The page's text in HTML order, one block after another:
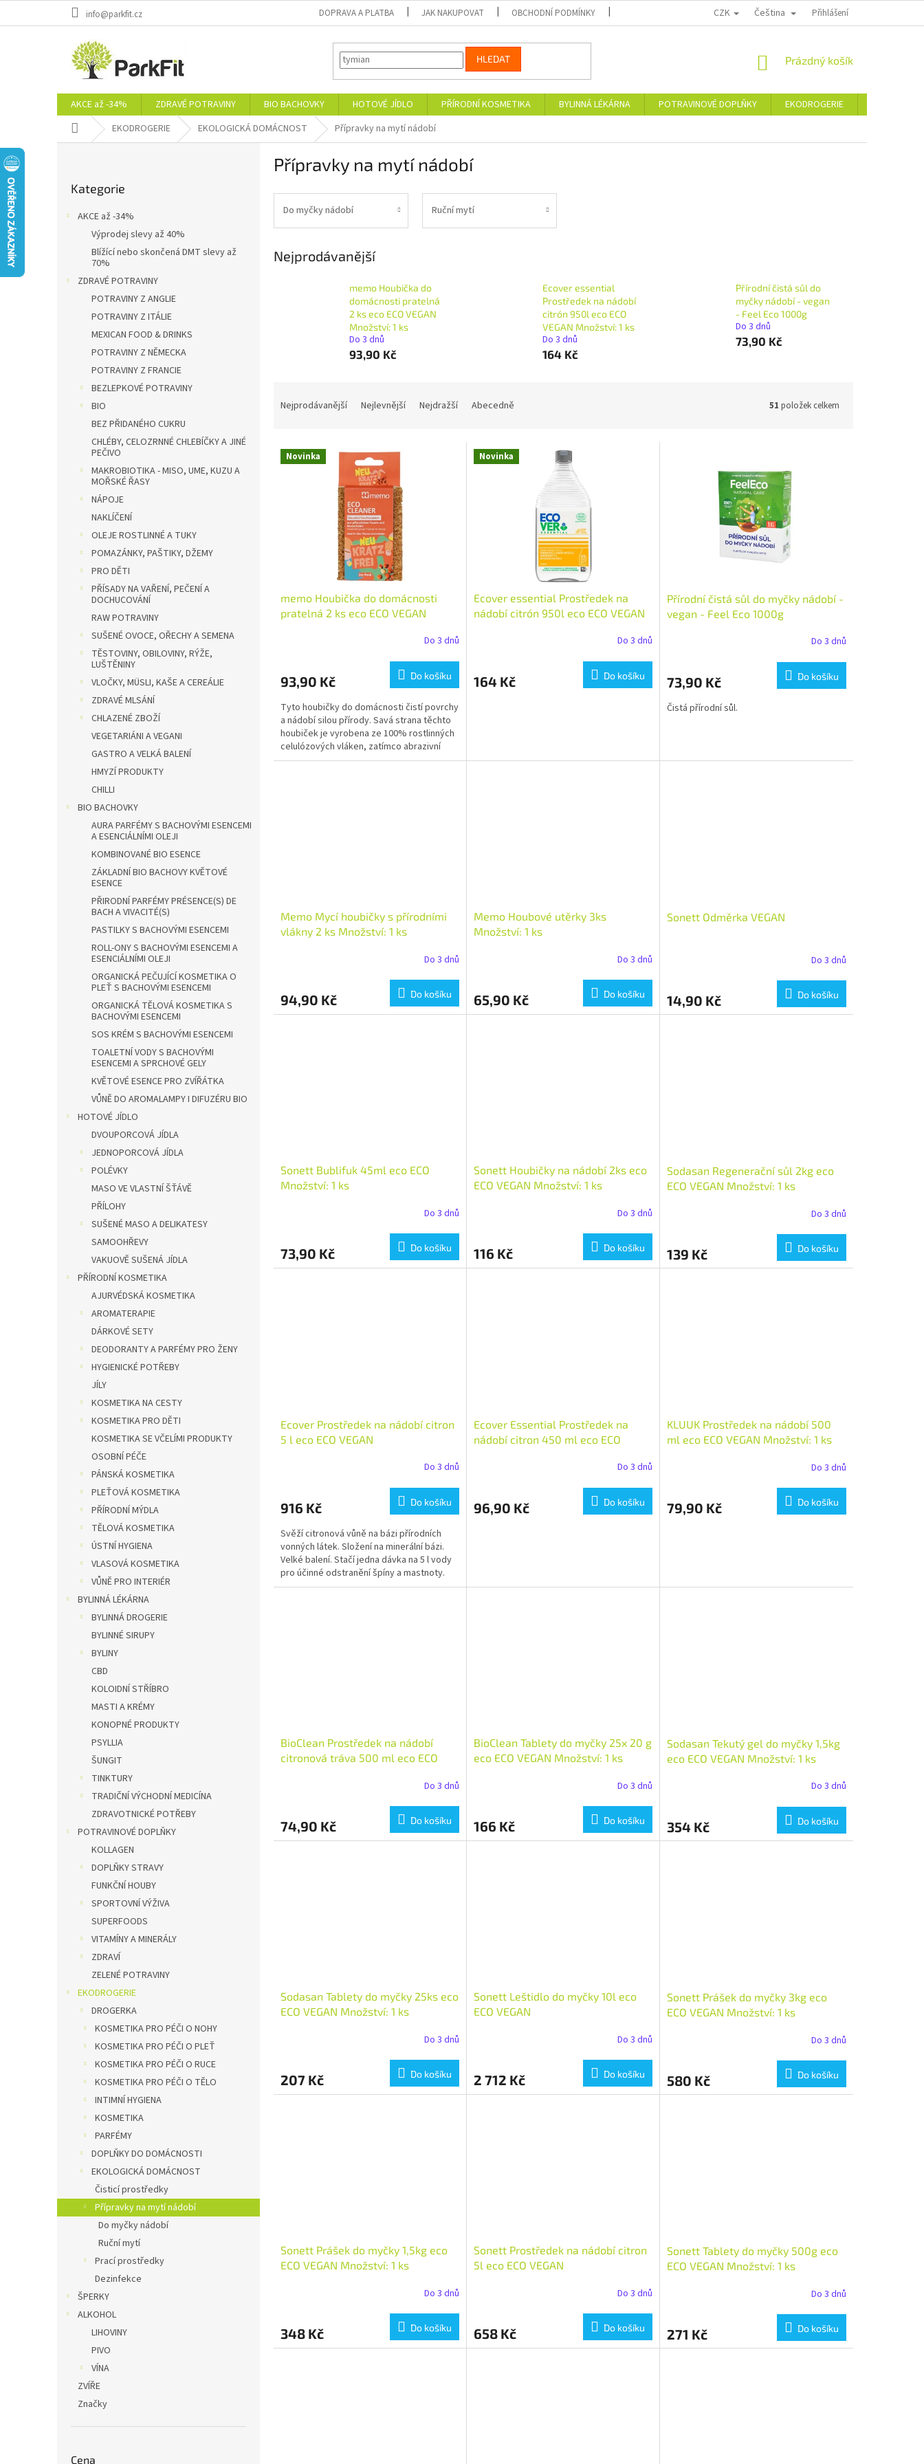
info@parkfit.cz DOPRAVA A PLATBA JAK NAKUPOVAT OBCHODNÍ PODMÍNKY PODMÍNKY OCHRANY OSOBNÍCH ÚDAJŮ MOJE OBJEDNÁVKA
CZK Čeština Přihlášení
HLEDAT
NÁKUPNÍ
Prázdný košík
AKCE až -34% ZDRAVÉ POTRAVINY BIO BACHOVKY HOTOVÉ JÍDLO PŘÍRODNÍ KOSMETIKA BYLINNÁ LÉKÁRNA POTRAVINOVÉ DOPLŇKY EKODROGERIE
Domů EKODROGERIE EKOLOGICKÁ DOMÁCNOST Přípravky na mytí nádobí
kategorie
Kategorie
AKCE až -34%
Výprodej slevy až 40%
Blížící nebo skončená DMT slevy až
70%
ZDRAVÉ POTRAVINY
POTRAVINY Z ANGLIE
POTRAVINY Z ITÁLIE
MEXICAN FOOD & DRINKS
POTRAVINY Z NĚMECKA
POTRAVINY Z FRANCIE
BEZLEPKOVÉ POTRAVINY
BIO
BEZ PŘIDANÉHO CUKRU
CHLÉBY, CELOZRNNÉ CHLEBÍČKY A JINÉ
PEČIVO
MAKROBIOTIKA - MISO, UME, KUZU A
MOŘSKÉ ŘASY
NÁPOJE
NAKLÍČENÍ
OLEJE ROSTLINNÉ A TUKY
POMAZÁNKY, PAŠTIKY, DŽEMY
PRO DĚTI
PŘÍSADY NA VAŘENÍ, PEČENÍ A
DOCHUCOVÁNÍ
RAW POTRAVINY
SUŠENÉ OVOCE, OŘECHY A SEMENA
TĚSTOVINY, OBILOVINY, RÝŽE,
LUŠTĚNINY
VLOČKY, MÜSLI, KAŠE A CEREÁLIE
ZDRAVÉ MLSÁNÍ
CHLAZENÉ ZBOŽÍ
VEGETARIÁNI A VEGANI
GASTRO A VELKÁ BALENÍ
HMYZÍ PRODUKTY
CHILLI
BIO BACHOVKY
AURA PARFÉMY S BACHOVÝMI ESENCEMI
A ESENCIÁLNÍMI OLEJI
KOMBINOVANÉ BIO ESENCE
ZÁKLADNÍ BIO BACHOVY KVĚTOVÉ
ESENCE
PŘIRODNÍ PARFÉMY PRÉSENCE(S) DE
BACH A VIVACITÉ(S)
PASTILKY S BACHOVÝMI ESENCEMI
ROLL-ONY S BACHOVÝMI ESENCEMI A
ESENCIÁLNÍMI OLEJI
ORGANICKÁ PEČUJÍCÍ KOSMETIKA O
PLEŤ S BACHOVÝMI ESENCEMI
ORGANICKÁ TĚLOVÁ KOSMETIKA S
BACHOVÝMI ESENCEMI
SOS KRÉM S BACHOVÝMI ESENCEMI
TOALETNÍ VODY S BACHOVÝMI
ESENCEMI A SPRCHOVÉ GELY
KVĚTOVÉ ESENCE PRO ZVÍŘÁTKA
VŮNĚ DO AROMALAMPY I DIFUZÉRU BIO
HOTOVÉ JÍDLO
DVOUPORCOVÁ JÍDLA
JEDNOPORCOVÁ JÍDLA
POLÉVKY
MASO VE VLASTNÍ ŠŤÁVĚ
PŘÍLOHY
SUŠENÉ MASO A DELIKATESY
SAMOOHŘEVY
VAKUOVĚ SUŠENÁ JÍDLA
PŘÍRODNÍ KOSMETIKA
AJURVÉDSKÁ KOSMETIKA
AROMATERAPIE
DÁRKOVÉ SETY
DEODORANTY A PARFÉMY PRO ŽENY
HYGIENICKÉ POTŘEBY
JÍLY
KOSMETIKA NA CESTY
KOSMETIKA PRO DĚTI
KOSMETIKA SE VČELÍMI PRODUKTY
OSOBNÍ PÉČE
PÁNSKÁ KOSMETIKA
PLEŤOVÁ KOSMETIKA
PŘÍRODNÍ MÝDLA
TĚLOVÁ KOSMETIKA
ÚSTNÍ HYGIENA
VLASOVÁ KOSMETIKA
VŮNĚ PRO INTERIÉR
BYLINNÁ LÉKÁRNA
BYLINNÁ DROGERIE
BYLINNÉ SIRUPY
BYLINY
CBD
KOLOIDNÍ STŘÍBRO
MASTI A KRÉMY
KONOPNÉ PRODUKTY
PSYLLIA
ŠUNGIT
TINKTURY
TRADIČNÍ VÝCHODNÍ MEDICÍNA
ZDRAVOTNICKÉ POTŘEBY
POTRAVINOVÉ DOPLŇKY
KOLLAGEN
DOPLŇKY STRAVY
FUNKČNÍ HOUBY
SPORTOVNÍ VÝŽIVA
SUPERFOODS
VITAMÍNY A MINERÁLY
ZDRAVÍ
ZELENÉ POTRAVINY
EKODROGERIE
DROGERKA
KOSMETIKA PRO PÉČI O NOHY
KOSMETIKA PRO PÉČI O PLEŤ
KOSMETIKA PRO PÉČI O RUCE
KOSMETIKA PRO PÉČI O TĚLO
INTIMNÍ HYGIENA
KOSMETIKA
PARFÉMY
DOPLŇKY DO DOMÁCNOSTI
EKOLOGICKÁ DOMÁCNOST
Čisticí prostředky
Přípravky na mytí nádobí
Do myčky nádobí
Ruční mytí
Prací prostředky
Dezinfekce
ŠPERKY
ALKOHOL
LIHOVINY
PIVO
VÍNA
ZVÍŘE
Značky
Cena
Přípravky na mytí nádobí
Do myčky nádobí Ruční mytí
Nejprodávanější
memo Houbička do
domácnosti pratelná
2 ks eco ECO VEGAN
Množství: 1 ks
Do 3 dnů
93,90 Kč
Ecover essential
Prostředek na nádobí
citrón 950l eco ECO
VEGAN Množství: 1 ks
Do 3 dnů
164 Kč
Přírodní čistá sůl do
myčky nádobí - vegan
- Feel Eco 1000g
Do 3 dnů
73,90 Kč
n
Nejprodávanější Nejlevnější Nejdražší Abecedně 51 položek celkem
V Novinka
memo Houbička do domácnosti
pratelná 2 ks eco ECO VEGAN
Do 3 dnů
93,90 Kč Do košíku
Tyto houbičky do domácnosti čistí povrchy
a nádobí silou přírody. Savá strana těchto
houbiček je vyrobena ze 100% rostlinných
celulózových vláken, zatímco abrazivní
strana je...
Novinka
Ecover essential Prostředek na
nádobí citrón 950l eco ECO VEGAN
Do 3 dnů
164 Kč Do košíku
Přírodní čistá sůl do myčky nádobí -
vegan - Feel Eco 1000g
Do 3 dnů
73,90 Kč Do košíku
Čistá přírodní sůl.
Memo Mycí houbičky s přírodními
vlákny 2 ks Množství: 1 ks
Do 3 dnů
94,90 Kč Do košíku
Memo Houbové utěrky 3ks
Množství: 1 ks
Do 3 dnů
65,90 Kč Do košíku
Sonett Odměrka VEGAN
Do 3 dnů
14,90 Kč Do košíku
Sonett Bublifuk 45ml eco ECO
Množství: 1 ks
Do 3 dnů
73,90 Kč Do košíku
Sonett Houbičky na nádobí 2ks eco
ECO VEGAN Množství: 1 ks
Do 3 dnů
116 Kč Do košíku
Sodasan Regenerační sůl 2kg eco
ECO VEGAN Množství: 1 ks
Do 3 dnů
139 Kč Do košíku
Ecover Prostředek na nádobí citron
5 l eco ECO VEGAN
Do 3 dnů
916 Kč Do košíku
Svěží citronová vůně na bázi přírodních
vonných látek. Složení na minerální bázi.
Velké balení. Stačí jedna dávka na 5 l vody
pro účinné odstranění špíny a mastnoty.
Ecover Essential Prostředek na
nádobí citron 450 ml eco ECO
Do 3 dnů
96,90 Kč Do košíku
KLUUK Prostředek na nádobí 500
ml eco ECO VEGAN Množství: 1 ks
Do 3 dnů
79,90 Kč Do košíku
BioClean Prostředek na nádobí
citronová tráva 500 ml eco ECO
Do 3 dnů
74,90 Kč Do košíku
BioClean Tablety do myčky 25x 20 g
eco ECO VEGAN Množství: 1 ks
Do 3 dnů
166 Kč Do košíku
Sodasan Tekutý gel do myčky 1,5kg
eco ECO VEGAN Množství: 1 ks
Do 3 dnů
354 Kč Do košíku
Sodasan Tablety do myčky 25ks eco
ECO VEGAN Množství: 1 ks
Do 3 dnů
207 Kč Do košíku
Sonett Leštidlo do myčky 10l eco
ECO VEGAN
Do 3 dnů
2 712 Kč Do košíku
Sonett Prášek do myčky 3kg eco
ECO VEGAN Množství: 1 ks
Do 3 dnů
580 Kč Do košíku
Sonett Prášek do myčky 1,5kg eco
ECO VEGAN Množství: 1 ks
Do 3 dnů
348 Kč Do košíku
Sonett Prostředek na nádobí citron
5l eco ECO VEGAN
Do 3 dnů
658 Kč Do košíku
Sonett Tablety do myčky 500g eco
ECO VEGAN Množství: 1 ks
Do 3 dnů
271 Kč Do košíku